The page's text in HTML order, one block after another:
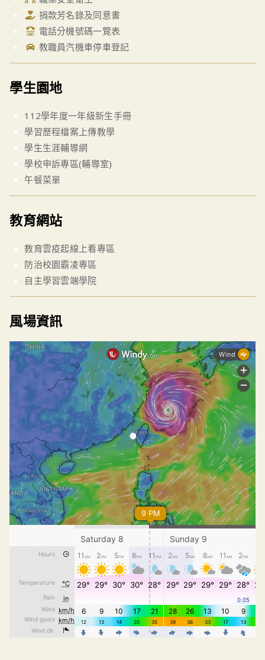
捐款芳名錄及同意書
電話分機號碼一覽表
教職員汽機車停車登記
學生園地
112學年度一年級新生手冊
學習歷程檔案上傳教學
學生生涯輔導網
學校申訴專區(輔導室)
午餐菜單
教育網站
教育雲疫起線上看專區
防治校園霸凌專區
自主學習雲端學院
風場資訊